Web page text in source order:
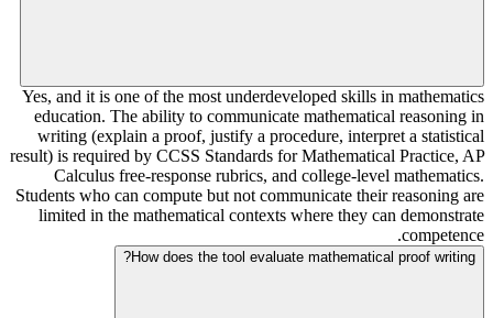
Yes, and it is one of the most underdeveloped skills in mathematics
education. The ability to communicate mathematical reasoning in
writing (explain a proof, justify a procedure, interpret a statistical
result) is required by CCSS Standards for Mathematical Practice, AP
Calculus free-response rubrics, and college-level mathematics.
Students who can compute but not communicate their reasoning are
limited in the mathematical contexts where they can demonstrate
competence.
How does the tool evaluate mathematical proof writing?